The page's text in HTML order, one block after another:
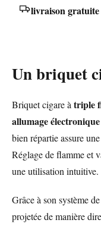
livraison gratuite
Un briquet
Briquet cigare à triple
allumage électronique
bien répartie assure
Réglage de flamme et
une utilisation intuitive.
Grâce à son système de
projetée de manière